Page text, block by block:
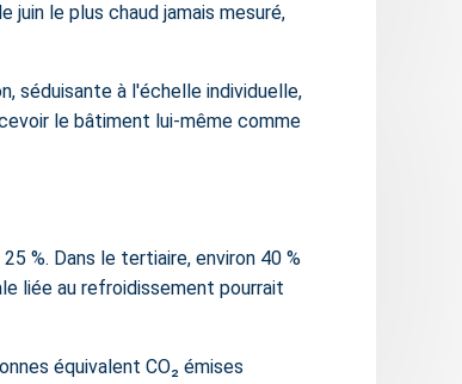
juin le plus chaud jamais mesuré,
séduisante à l'échelle individuelle,
le bâtiment lui-même comme
%. Dans le tertiaire, environ 40 %
liée au refroidissement pourrait
équivalent CO₂ émises